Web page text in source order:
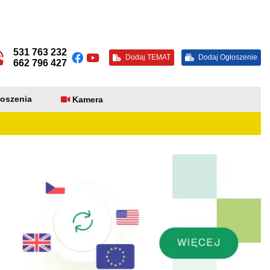
531 763 232
662 796 427
Dodaj TEMAT Dodaj Ogłoszenie
Kamera